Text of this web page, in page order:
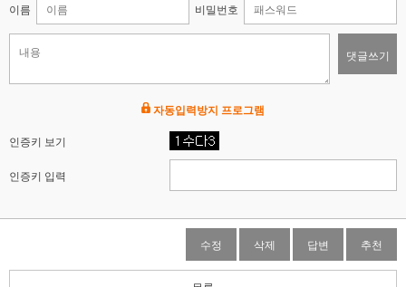
이름 비밀번호
댓글쓰기
자동입력방지 프로그램
인증키 보기
인증키 입력
수정 삭제 답변 추천